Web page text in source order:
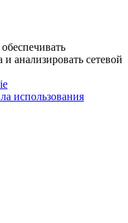
анализировать сетевой
использования